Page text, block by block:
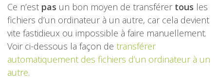
Ce n’est pas un bon moyen de transférer tous les
fichiers d’un ordinateur à un autre, car cela devient
vite fastidieux ou impossible à faire manuellement.
Voir ci-dessous la façon de transférer
automatiquement des fichiers d’un ordinateur à un
autre.